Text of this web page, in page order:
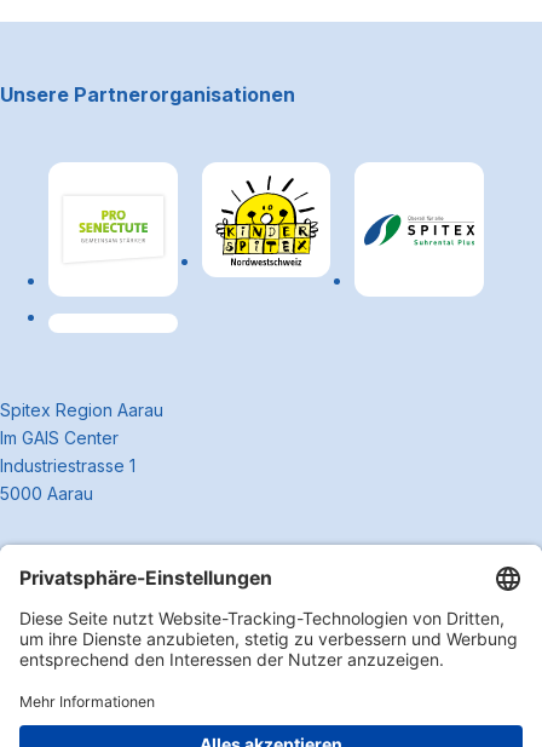
Unsere Partnerorganisationen
Link zum Premiumpartner: Allianz
~Kontaktinformationen
Spitex Region Aarau
Im GAIS Center
Industriestrasse 1
5000 Aarau
info@spitexregionaarau.ch
Kontakt
AGB